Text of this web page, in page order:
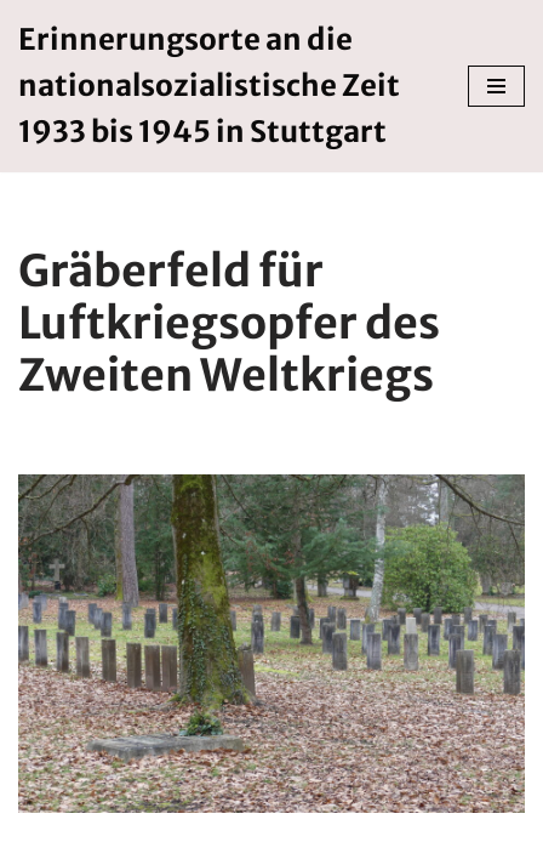
Inhalt
springen
Erinnerungsorte an die
nationalsozialistische Zeit
1933 bis 1945 in Stuttgart
Gräberfeld für
Luftkriegsopfer des
Zweiten Weltkriegs